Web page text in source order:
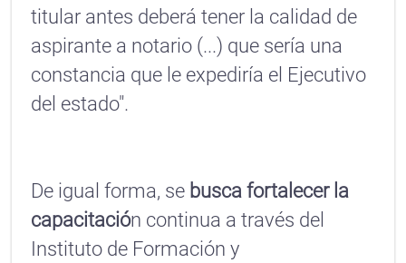
titular antes deberá tener la calidad de
aspirante a notario (...) que sería una
constancia que le expediría el Ejecutivo
del estado".
De igual forma, se busca fortalecer la
capacitación continua a través del
Instituto de Formación y